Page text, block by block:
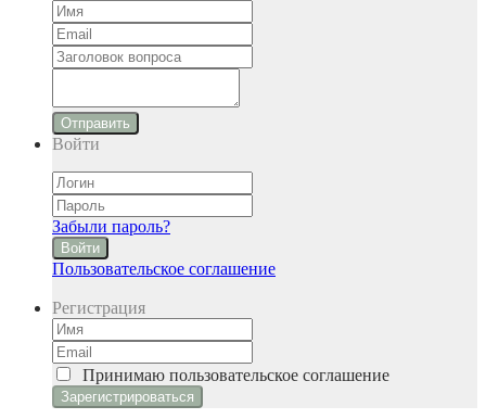
Отправить
Войти
Забыли пароль?
Войти
Пользовательское соглашение
Регистрация
Принимаю пользовательское соглашение